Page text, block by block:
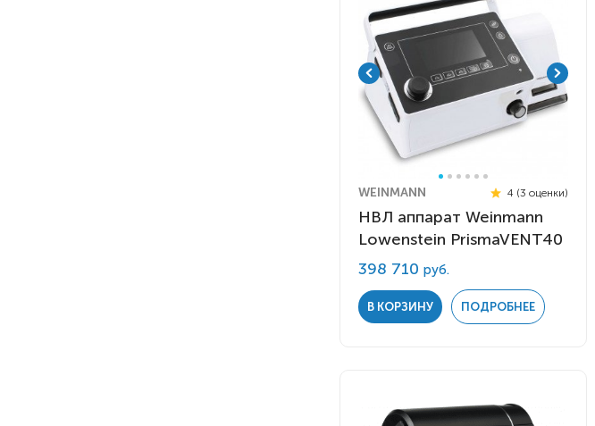
WEINMANN 4 (3 оценки)
НВЛ аппарат Weinmann
Lowenstein PrismaVENT40
398 710 руб.
В КОРЗИНУ ПОДРОБНЕЕ